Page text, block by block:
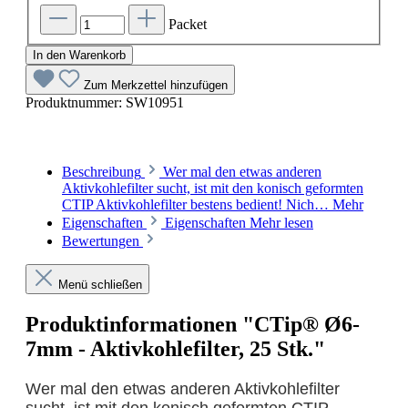
Packet
In den Warenkorb
Zum Merkzettel hinzufügen
Produktnummer: SW10951
Beschreibung
Wer mal den etwas anderen
Aktivkohlefilter sucht, ist mit den konisch geformten
CTIP Aktivkohlefilter bestens bedient! Nich… Mehr
Eigenschaften
Eigenschaften Mehr lesen
Bewertungen
Menü schließen
Produktinformationen "CTip® Ø6-
7mm - Aktivkohlefilter, 25 Stk."
Wer mal den etwas anderen Aktivkohlefilter